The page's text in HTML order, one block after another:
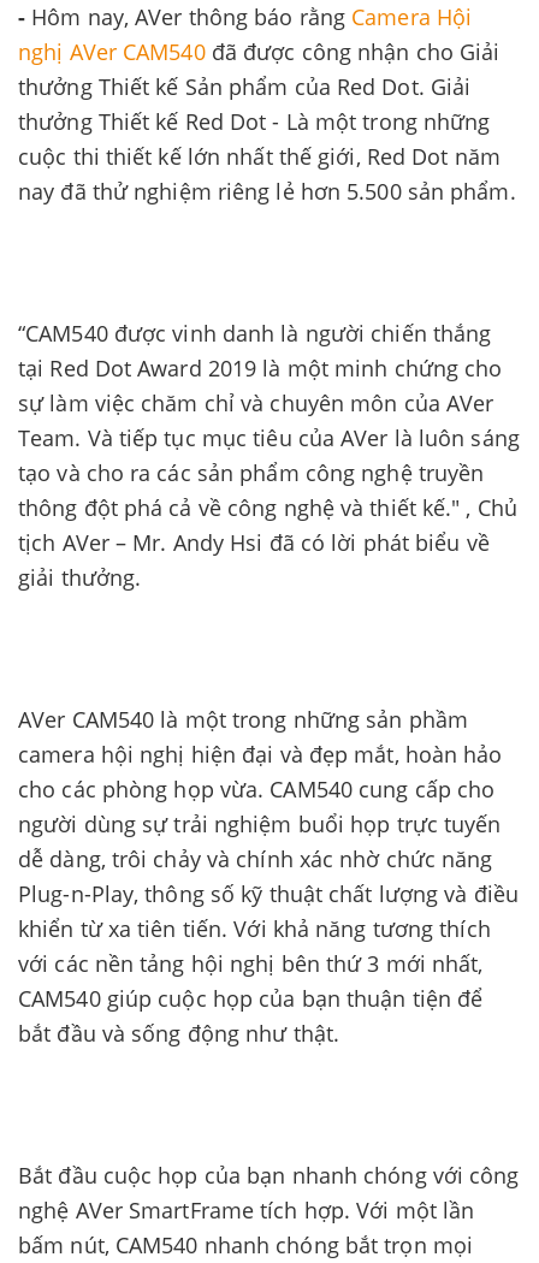
- Hôm nay, AVer thông báo rằng Camera Hội
nghị AVer CAM540 đã được công nhận cho Giải
thưởng Thiết kế Sản phẩm của Red Dot. Giải
thưởng Thiết kế Red Dot - Là một trong những
cuộc thi thiết kế lớn nhất thế giới, Red Dot năm
nay đã thử nghiệm riêng lẻ hơn 5.500 sản phẩm.
“CAM540 được vinh danh là người chiến thắng
tại Red Dot Award 2019 là một minh chứng cho
sự làm việc chăm chỉ và chuyên môn của AVer
Team. Và tiếp tục mục tiêu của AVer là luôn sáng
tạo và cho ra các sản phẩm công nghệ truyền
thông đột phá cả về công nghệ và thiết kế." , Chủ
tịch AVer – Mr. Andy Hsi đã có lời phát biểu về
giải thưởng.
AVer CAM540 là một trong những sản phầm
camera hội nghị hiện đại và đẹp mắt, hoàn hảo
cho các phòng họp vừa. CAM540 cung cấp cho
người dùng sự trải nghiệm buổi họp trực tuyến
dễ dàng, trôi chảy và chính xác nhờ chức năng
Plug-n-Play, thông số kỹ thuật chất lượng và điều
khiển từ xa tiên tiến. Với khả năng tương thích
với các nền tảng hội nghị bên thứ 3 mới nhất,
CAM540 giúp cuộc họp của bạn thuận tiện để
bắt đầu và sống động như thật.
Bắt đầu cuộc họp của bạn nhanh chóng với công
nghệ AVer SmartFrame tích hợp. Với một lần
bấm nút, CAM540 nhanh chóng bắt trọn mọi